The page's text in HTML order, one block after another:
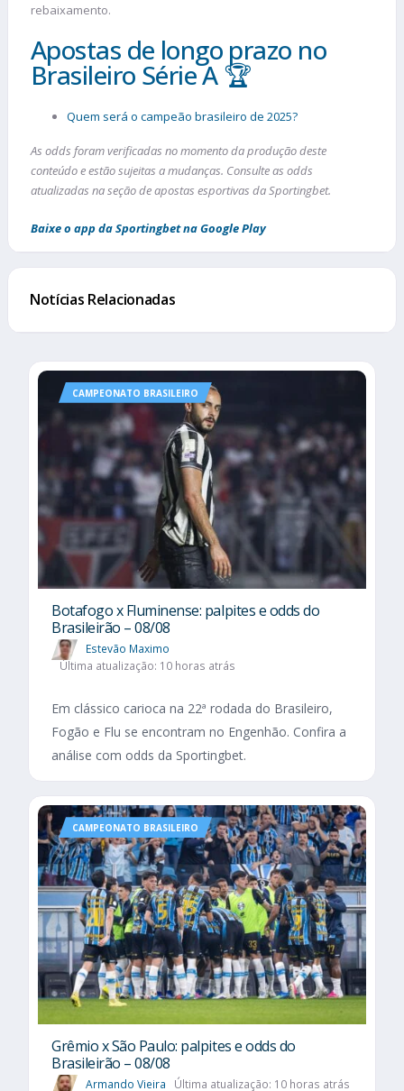
rebaixamento.
Apostas de longo prazo no
Brasileiro Série A 🏆
Quem será o campeão brasileiro de 2025?
As odds foram verificadas no momento da produção deste
conteúdo e estão sujeitas a mudanças. Consulte as odds
atualizadas na seção de apostas esportivas da Sportingbet.
Baixe o app da Sportingbet na Google Play
Notícias Relacionadas
CAMPEONATO BRASILEIRO
Botafogo x Fluminense: palpites e odds do
Brasileirão – 08/08
Estevão Maximo
Última atualização: 10 horas atrás
Em clássico carioca na 22ª rodada do Brasileiro,
Fogão e Flu se encontram no Engenhão. Confira a
análise com odds da Sportingbet.
CAMPEONATO BRASILEIRO
Grêmio x São Paulo: palpites e odds do
Brasileirão – 08/08
Armando Vieira Última atualização: 10 horas atrás